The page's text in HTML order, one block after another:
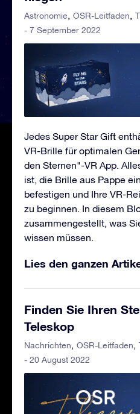
Astronomie OSR-Leitfaden
- 7 September 2022
Jedes Super Star Gift
VR-Brille für optimalen
den Sternen"-VR App.
ist, die Brille aus Pappe
befestigen und Ihre VR-
zu beginnen. In diesem
zusammengestellt, was
wissen müssen.
Lies den ganzen
Finden Sie Ihren
Teleskop
Nachrichten OSR-Leitfaden
- 20 August 2022